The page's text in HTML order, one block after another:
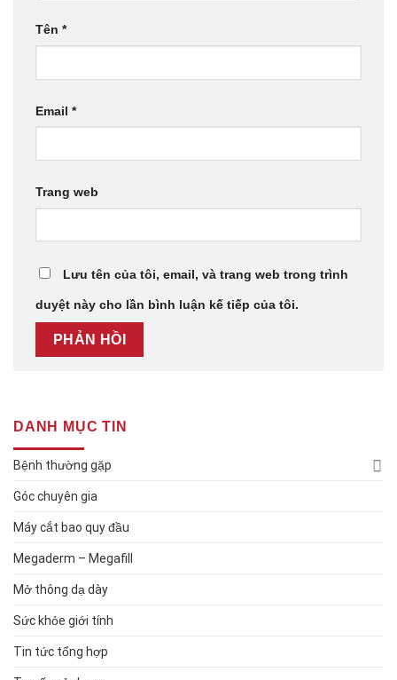
Tên *
Email *
Trang web
Lưu tên của tôi, email, và trang web trong trình
duyệt này cho lần bình luận kế tiếp của tôi.
DANH MỤC TIN
Bệnh thường gặp
Góc chuyên gia
Máy cắt bao quy đầu
Megaderm – Megafill
Mở thông dạ dày
Sức khỏe giới tính
Tin tức tổng hợp